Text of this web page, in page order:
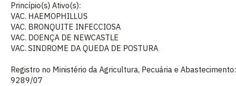
Princípio(s) Ativo(s):
VAC. HAEMOPHILLUS
VAC. BRONQUITE INFECCIOSA
VAC. DOENÇA DE NEWCASTLE
VAC. SINDROME DA QUEDA DE POSTURA
Registro no Ministério da Agricultura, Pecuária e Abastecimento:
9289/07